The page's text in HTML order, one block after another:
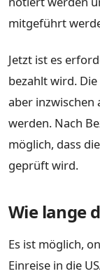
mitgeführt
Jetzt ist es
bezahlt wird.
aber inzwischen
werden. Nach
möglich, dass
geprüft wird.
Wie lange
Es ist möglich,
Einreise in die